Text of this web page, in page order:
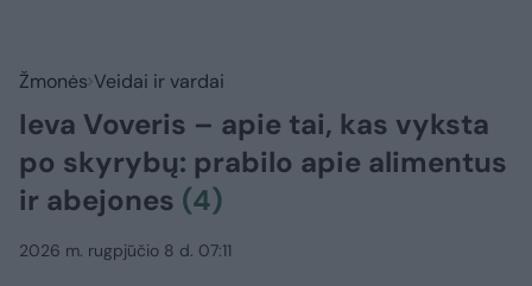
Žmonės Veidai ir vardai
Ieva Voveris – apie tai, kas vyksta
po skyrybų: prabilo apie alimentus
ir abejones (4)
2026 m. rugpjūčio 8 d. 07:11